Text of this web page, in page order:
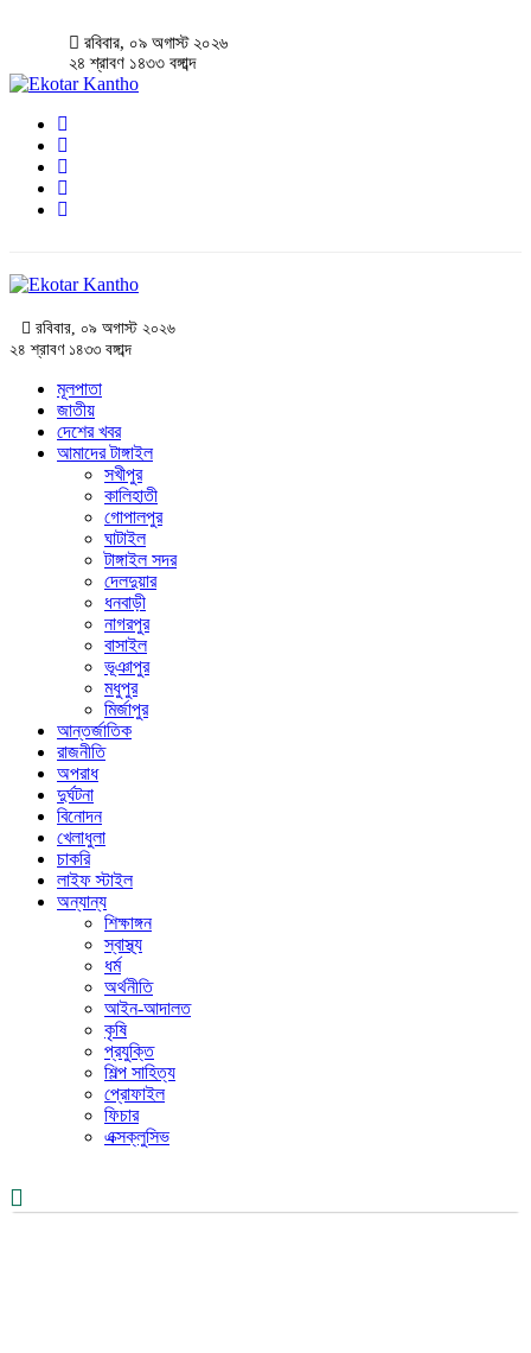
রবিবার, ০৯ অগাস্ট ২০২৬
২৪ শ্রাবণ ১৪৩৩ বঙ্গাব্দ
রবিবার, ০৯ অগাস্ট ২০২৬
২৪ শ্রাবণ ১৪৩৩ বঙ্গাব্দ
মূলপাতা
জাতীয়
দেশের খবর
আমাদের টাঙ্গাইল
সখীপুর
কালিহাতী
গোপালপুর
ঘাটাইল
টাঙ্গাইল সদর
দেলদুয়ার
ধনবাড়ী
নাগরপুর
বাসাইল
ভূঞাপুর
মধুপুর
মির্জাপুর
আন্তর্জাতিক
রাজনীতি
অপরাধ
দুর্ঘটনা
বিনোদন
খেলাধুলা
চাকরি
লাইফ স্টাইল
অন্যান্য
শিক্ষাঙ্গন
স্বাস্থ্য
ধর্ম
অর্থনীতি
আইন-আদালত
কৃষি
প্রযুক্তি
শিল্প সাহিত্য
প্রোফাইল
ফিচার
এক্সক্লুসিভ